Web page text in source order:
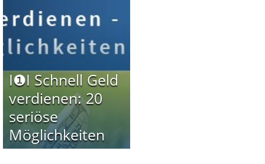
I❶I Schnell Geld
verdienen: 20
seriöse
Möglichkeiten